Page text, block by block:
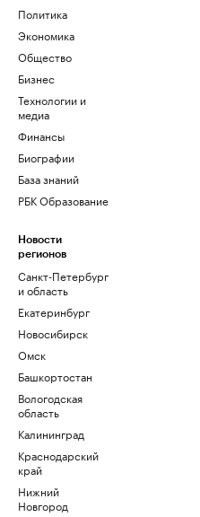
Политика
Экономика
Общество
Бизнес
Технологии и
медиа
Финансы
Биографии
База знаний
РБК Образование
Новости
регионов
Санкт-Петербург
и область
Екатеринбург
Новосибирск
Омск
Башкортостан
Вологодская
область
Калининград
Краснодарский
край
Нижний
Новгород